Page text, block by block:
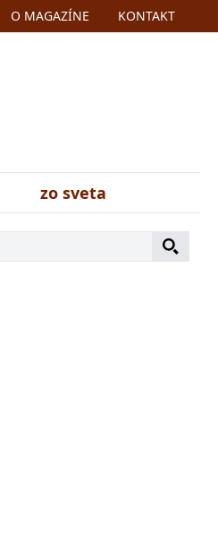
O MAGAZÍNE KONTAKT
zo sveta